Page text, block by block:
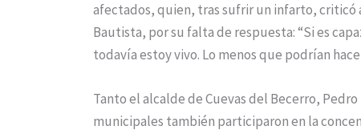
afectados, quien, tras sufrir un infarto,
Bautista, por su falta de respuesta: “Si es
todavía estoy vivo. Lo menos que podrían
Tanto el alcalde de Cuevas del Becerro,
municipales también participaron en la